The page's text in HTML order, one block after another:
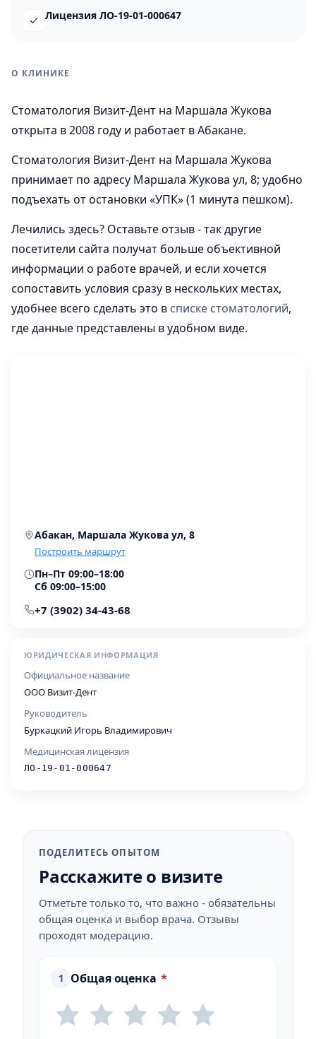
Лицензия ЛО-19-01-000647
О КЛИНИКЕ
Стоматология Визит-Дент на Маршала Жукова
открыта в 2008 году и работает в Абакане.
Стоматология Визит-Дент на Маршала Жукова
принимает по адресу Маршала Жукова ул, 8; удобно
подъехать от остановки «УПК» (1 минута пешком).
Лечились здесь? Оставьте отзыв - так другие
посетители сайта получат больше объективной
информации о работе врачей, и если хочется
сопоставить условия сразу в нескольких местах,
удобнее всего сделать это в списке стоматологий,
где данные представлены в удобном виде.
Абакан, Маршала Жукова ул, 8
Построить маршрут
Пн–Пт 09:00–18:00
Сб 09:00–15:00
+7 (3902) 34-43-68
ЮРИДИЧЕСКАЯ ИНФОРМАЦИЯ
Официальное название
ООО Визит-Дент
Руководитель
Буркацкий Игорь Владимирович
Медицинская лицензия
ЛО-19-01-000647
ПОДЕЛИТЕСЬ ОПЫТОМ
Расскажите о визите
Отметьте только то, что важно - обязательны
общая оценка и выбор врача. Отзывы
проходят модерацию.
1 Общая оценка *